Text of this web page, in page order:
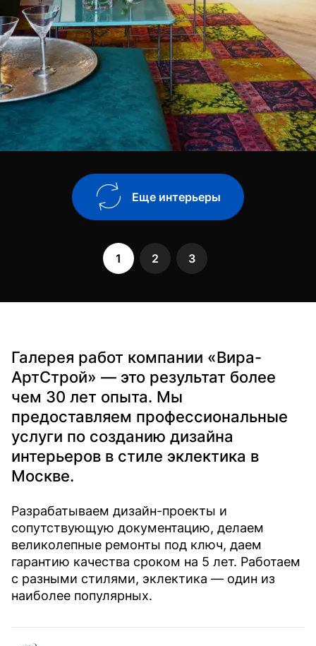
Еще интерьеры
1 2 3
Галерея работ компании «Вира-
АртСтрой» — это результат более
чем 30 лет опыта. Мы
предоставляем профессиональные
услуги по созданию дизайна
интерьеров в стиле эклектика в
Москве.
Разрабатываем дизайн-проекты и
сопутствующую документацию, делаем
великолепные ремонты под ключ, даем
гарантию качества сроком на 5 лет. Работаем
с разными стилями, эклектика — один из
наиболее популярных.